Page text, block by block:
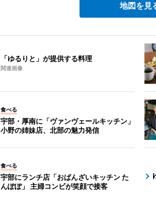
地図を見
「ゆるりと」が提供する料理
関連画像
食べる
宇部・厚南に「ヴァンヴェールキッチン」
小野の姉妹店、北部の魅力発信
食べる
宇部にランチ店「おばんざいキッチン た
んぽぽ」 主婦コンビが笑顔で接客